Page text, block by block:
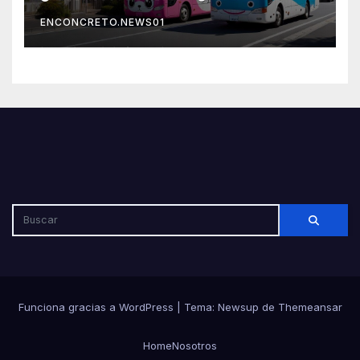
por su seguridad y disciplina
ENCONCRETO.NEWS01
Funciona gracias a WordPress Tema: Newsup de Themeansar
HomeNosotros